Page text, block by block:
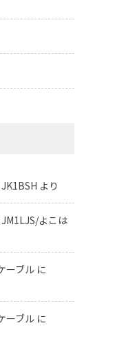
JK1BSH より
JM1LJS/よこは
ーブル に
ーブル に